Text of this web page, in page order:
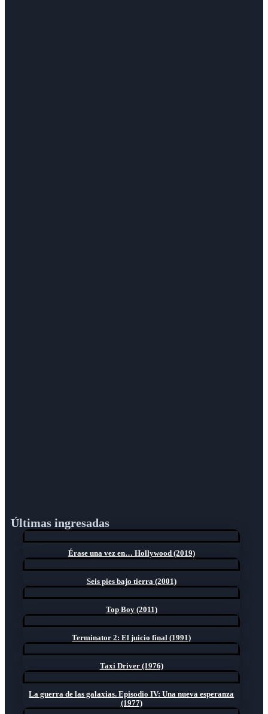
Últimas ingresadas
Érase una vez en… Hollywood (2019)
Seis pies bajo tierra (2001)
Top Boy (2011)
Terminator 2: El juicio final (1991)
Taxi Driver (1976)
La guerra de las galaxias. Episodio IV: Una nueva esperanza
(1977)